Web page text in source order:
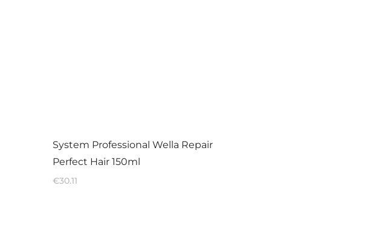
System Professional Wella Repair
Perfect Hair 150ml
€30.11